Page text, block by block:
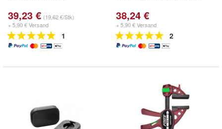
39,23 € (19,62 €/Stk)
+ 5,90 € Versand
1
38,24 €
+ 5,90 € Versand
2